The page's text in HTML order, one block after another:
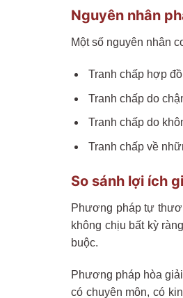
Nguyên nhân
Một số nguyên nhân
Tranh chấp hợp
Tranh chấp do
Tranh chấp do
Tranh chấp về
So sánh lợi ích
Phương pháp tự
không chịu bất kỳ
buộc.
Phương pháp hòa
có chuyên môn, có